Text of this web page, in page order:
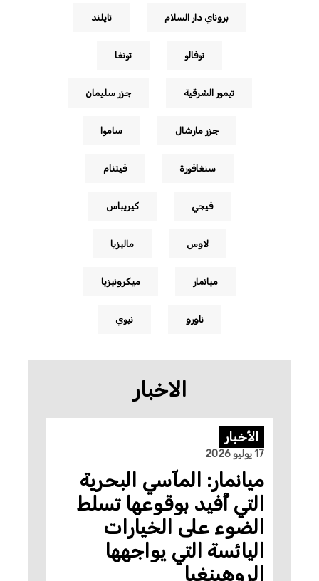
بروناي دار السلام تايلند
توفالو تونغا
تيمور الشرقية جزر سليمان
جزر مارشال ساموا
سنغافورة فيتنام
فيجي كيريباس
لاوس ماليزيا
ميانمار ميكرونيزيا
ناورو نيوي
الاخبار
الأخبار
17 يوليو 2026
ميانمار: المآسي البحرية
التي أُفيد بوقوعها تسلط
الضوء على الخيارات
اليائسة التي يواجهها
الروهينغيا